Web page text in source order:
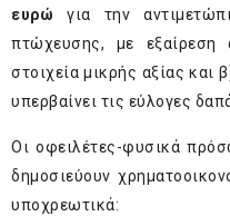
ευρώ για την
πτώχευσης, με εξαίρεση
στοιχεία μικρής αξίας και
υπερβαίνει τις εύλογες
Οι οφειλέτες-φυσικά
δημοσιεύουν
υποχρεωτικά: